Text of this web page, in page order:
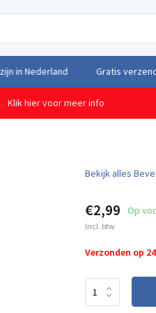
in Nederland Gratis
Klik hier voor meer info
Bekijk alles
€2,99 Op
Incl. btw
Verzonden op